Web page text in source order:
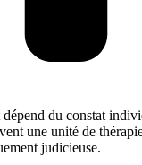
du constat
une unité de
judicieuse.